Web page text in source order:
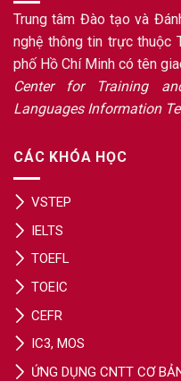
Trung tâm Đào tạo và
nghệ thông tin trực thuộc
phố Hồ Chí Minh có tên
Center for Training
Languages Information
CÁC KHÓA HỌC
VSTEP
ỨNG DỤNG CNTT CƠ
IC3, MOS
IELTS
TOEFL
TOEIC
CEFR